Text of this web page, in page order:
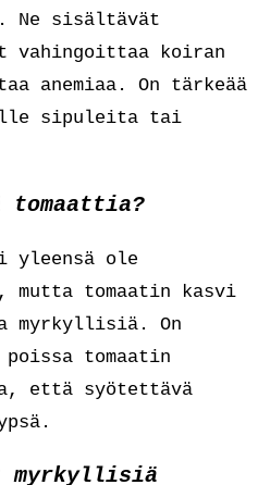
sisältävät
koiran
anemiaa. On tärkeää
sipuleita tai
tomaattia?
yleensä ole
tomaatin kasvi
myrkyllisiä. On
tomaatin
että syötettävä
myrkyllisiä